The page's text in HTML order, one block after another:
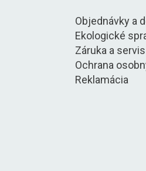
Objednávky a
Ekologické
Záruka a servis
Ochrana
Reklamácia